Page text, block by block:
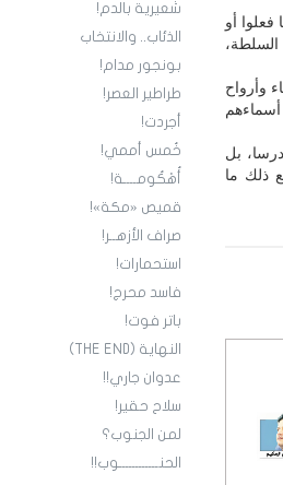
شعيرية بالدم!
الذئاب.. والانتخاب
بونجور مدام!
طراطير العصر!
أجردت!
خُمس أممي!
أُهْكُومــــة!
قميص «مكة»!
صراف الأزهــر!
استحمارات!
فاسد محرج!
باتر فوت!
النهاية (THE END)
عدوان جاري!!
سلاح حقير!
لمن الجنوب؟
الحنــــــــــــوب!!
أو
وأرواح
بل
ذلك ما